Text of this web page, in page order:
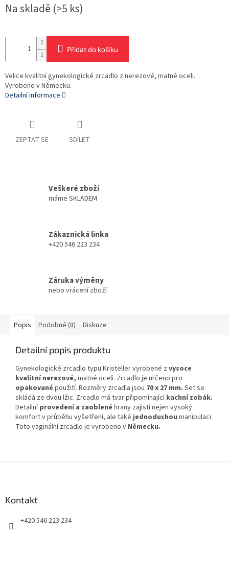
cena:
Na skladě (>5 ks)
Přidat do košíku
Velice kvalitní gynekologické zrcadlo z nerezové, matné oceli.
Vyrobeno v Německu.
Detailní informace
ZEPTAT SE SDÍLET
Veškeré zboží
máme SKLADEM
Zákaznická linka
+420 546 223 234
Záruka výměny
nebo vrácení zboží
Popis Podobné (8) Diskuze
Detailní popis produktu
Gynekologické zrcadlo typu Kristeller vyrobené z vysoce
kvalitní nerezové, matné oceli. Zrcadlo je určeno pro
opakované použití. Rozměry zrcadla jsou 70 x 27 mm. Set se
skládá ze dvou lžic. Zrcadlo má tvar připomínajícíkachní zobák.
Detailníprovedení a zaoblené hrany zajistí nejen vysoký
komfort v průběhu vyšetření, ale takéjednoduchou manipulaci.
Toto vaginální zrcadlo je vyrobeno v Německu.
Kontakt
+420 546 223 234